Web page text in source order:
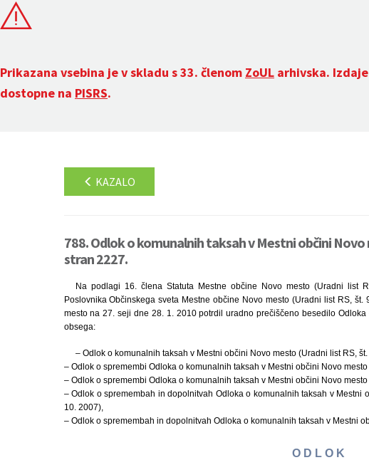
Prikazana vsebina je v skladu s 33. členom ZoUL arhivska.
dostopne na PISRS.
KAZALO
788. Odlok o komunalnih taksah v Mestni občini
stran 2227.
Na podlagi 16. člena Statuta Mestne občine Novo mesto (Uradni list
Poslovnika Občinskega sveta Mestne občine Novo mesto (Uradni list RS,
mesto na 27. seji dne 28. 1. 2010 potrdil uradno prečiščeno besedilo
obsega:
– Odlok o komunalnih taksah v Mestni občini Novo mesto (Uradni list RS,
– Odlok o spremembi Odloka o komunalnih taksah v Mestni občini Novo
– Odlok o spremembi Odloka o komunalnih taksah v Mestni občini Novo
– Odlok o spremembah in dopolnitvah Odloka o komunalnih taksah v Mestni
10. 2007),
– Odlok o spremembah in dopolnitvah Odloka o komunalnih taksah v Mestni
O D L O K